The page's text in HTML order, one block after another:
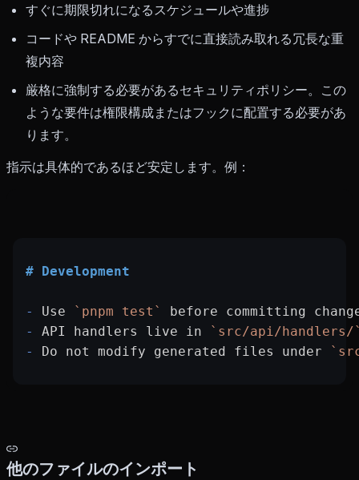
すぐに期限切れになるスケジュールや進捗
コードや README からすでに直接読み取れる冗長な重
複内容
厳格に強制する必要があるセキュリティポリシー。この
ような要件は権限構成またはフックに配置する必要があ
ります。
指示は具体的であるほど安定します。例：
# Development
- Use `pnpm test`
before committing
-
API handlers live in
`src/api/handlers/
-
Do not modify generated files under
他のファイルのインポート